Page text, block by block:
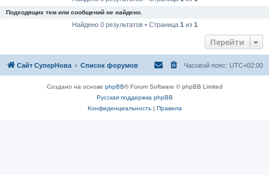
Подходящих тем или сообщений не найдено.
Найдено 0 результатов • Страница 1 из 1
Перейти
Сайт СуперНова Список форумов Часовой пояс: UTC+02:00
Создано на основе phpBB® Forum Software © phpBB Limited
Русская поддержка phpBB
Конфиденциальность| Правила